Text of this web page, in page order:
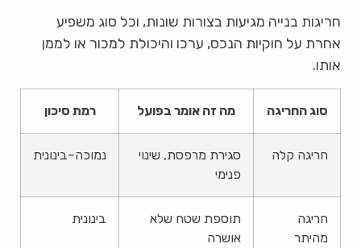
חריגות בנייה מגיעות בצורות שונות, וכל סוג משפיע
אחרת על חוקיות הנכס, ערכו והיכולת למכור או לממן
אותו.
סוג החריגה מה זה אומר בפועל רמת סיכון
חריגה קלה
סגירת מרפסת, שינוי
פנימי
נמוכה–בינונית
חריגה
מהיתר
תוספת שטח שלא
אושרה
בינונית